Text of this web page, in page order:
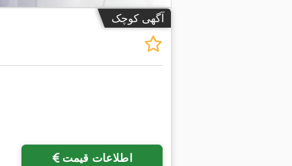
آگهی کوچک
اطلاعات قیمت